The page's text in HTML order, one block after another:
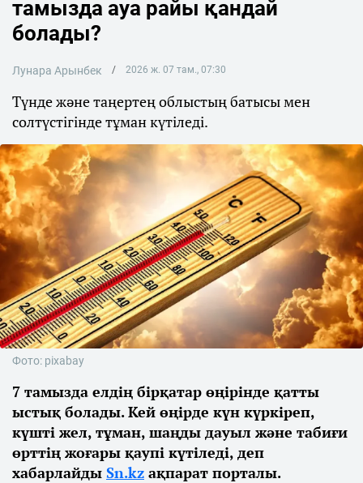
тамызда ауа райы қандай
болады?
Лунара Арынбек 2026 ж. 07 там., 07:30
Түнде және таңертең облыстың батысы мен
солтүстігінде тұман күтіледі.
Фото: pixabay
7 тамызда елдің бірқатар өңірінде қатты
ыстық болады. Кей өңірде күн күркіреп,
күшті жел, тұман, шаңды дауыл және табиғи
өрттің жоғары қаупі күтіледі, деп
хабарлайды Sn.kz ақпарат порталы.